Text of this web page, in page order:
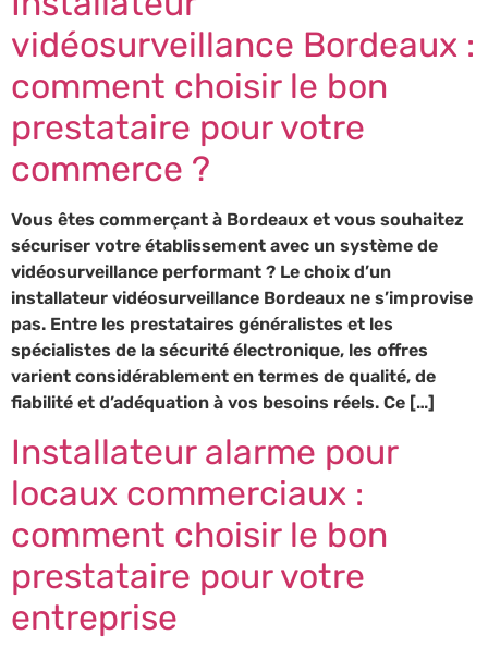
vidéosurveillance Bordeaux :
comment choisir le bon
prestataire pour votre
commerce ?
Vous êtes commerçant à Bordeaux et vous souhaitez
sécuriser votre établissement avec un système de
vidéosurveillance performant ? Le choix d’un
installateur vidéosurveillance Bordeaux ne s’improvise
pas. Entre les prestataires généralistes et les
spécialistes de la sécurité électronique, les offres
varient considérablement en termes de qualité, de
fiabilité et d’adéquation à vos besoins réels. Ce […]
Installateur alarme pour
locaux commerciaux :
comment choisir le bon
prestataire pour votre
entreprise